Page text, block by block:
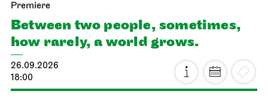
Premiere
Between two people, sometimes,
how rarely, a world grows.
26.09.2026
18:00